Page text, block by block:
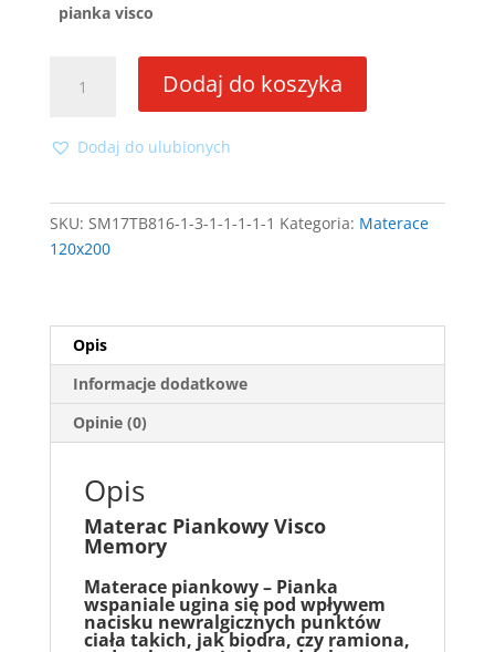
pianka visco
Materac
Visco
Dodaj do koszyka
Dodaj do ulubionych
SKU: SM17TB816-1-3-1-1-1-1-1 Kategoria: Materace
120x200
Opis
Informacje dodatkowe
Opinie (0)
Opis
Materac Piankowy Visco
Memory
Materace piankowy – Pianka
wspaniale ugina się pod wpływem
nacisku newralgicznych punktów
ciała takich, jak biodra, czy ramiona,